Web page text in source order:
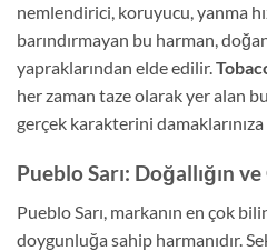
nemlendirici, koruyucu,yanma
barındırmayan bu harman,
yapraklarından elde edilir.
her zaman taze olarak yer alan
gerçek karakterini damaklarınıza
Pueblo Sarı: Doğallığın
Pueblo Sarı, markanın en çok
doygunluğa sahip harmanıdır.